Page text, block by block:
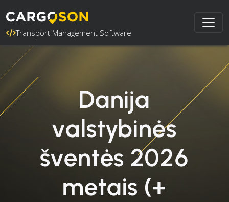
Transport Management Software
Danija
valstybinės
šventės 2026
metais (+